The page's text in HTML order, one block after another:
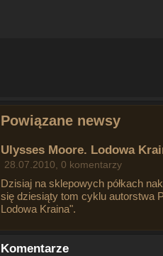
Powiązane newsy
Ulysses Moore. Lodowa
28.07.2010, 0 komentarzy
Dzisiaj na sklepowych półkach
się dziesiąty tom cyklu autorstwa
Lodowa Kraina".
Komentarze